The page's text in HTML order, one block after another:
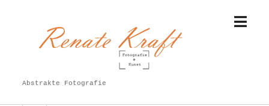
Kraft
Abstrakte Fotografie
Menü